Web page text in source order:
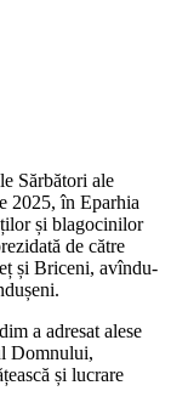
Sărbători ale
2025, în Eparhia
și blagocinilor
de către
și Briceni, avîndu-
a adresat alese
Domnului,
și lucrare